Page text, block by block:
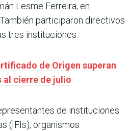
Lesme Ferreira, en
participaron directivos
tres instituciones.
de Origen superan
al cierre de julio
de instituciones
(IFIs), organismos